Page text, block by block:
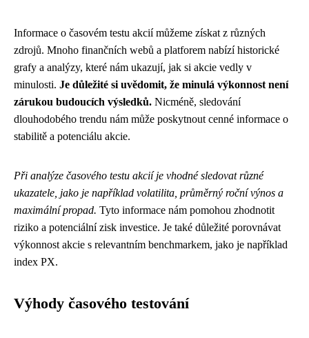
Informace o časovém testu akcií můžeme získat z různých
zdrojů. Mnoho finančních webů a platforem nabízí historické
grafy a analýzy, které nám ukazují, jak si akcie vedly v
minulosti. Je důležité si uvědomit, že minulá výkonnost není
zárukou budoucích výsledků. Nicméně, sledování
dlouhodobého trendu nám může poskytnout cenné informace o
stabilitě a potenciálu akcie.
Při analýze časového testu akcií je vhodné sledovat různé
ukazatele, jako je například volatilita, průměrný roční výnos a
maximální propad. Tyto informace nám pomohou zhodnotit
riziko a potenciální zisk investice. Je také důležité porovnávat
výkonnost akcie s relevantním benchmarkem, jako je například
index PX.
Výhody časového testování